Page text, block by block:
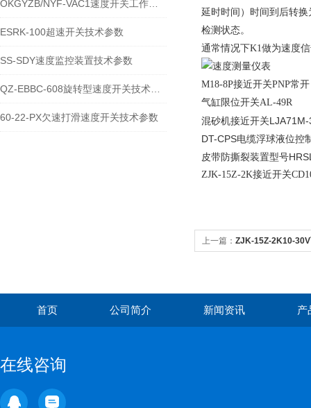
ESRK-100超速开关技术参数
SS-SDY速度监控装置技术参数
60-22-PX欠速打滑速度开关技术参数
延时时间）时间到后转
检测状态。
通常情况下K1做为速度
M18-8P接近开关PNP常
气缸限位开关AL-49R
混砂机接近开关
DT-CPS电缆浮球液位控
皮带防撕裂装置型号
ZJK-15Z-2K接近开关
上一篇： ZJK-15Z-2K10-
首页 公司简介 新闻资讯 产
在线咨询